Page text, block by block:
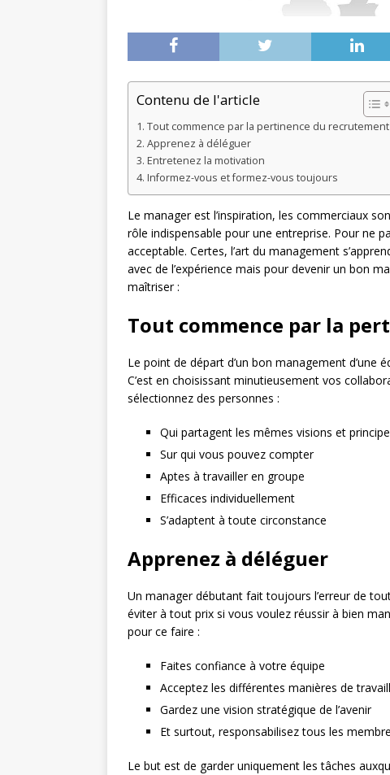
Contenu de l'article
Tout commence par la pertinence du recrutement
Apprenez à déléguer
Entretenez la motivation
Informez-vous et formez-vous toujours
Le manager est l’inspiration, les commerciaux
rôle indispensable pour une entreprise. Pour ne
acceptable. Certes, l’art du management
avec de l’expérience mais pour devenir un bon
maîtriser :
Tout commence par la
Le point de départ d’un bon management
C’est en choisissant minutieusement vos
sélectionnez des personnes :
Qui partagent les mêmes visions et
Sur qui vous pouvez compter
Aptes à travailler en groupe
Efficaces individuellement
S’adaptent à toute circonstance
Apprenez à déléguer
Un manager débutant fait toujours l’erreur de
éviter à tout prix si vous voulez réussir à bien
pour ce faire :
Faites confiance à votre équipe
Acceptez les différentes manières de
Gardez une vision stratégique de l’avenir
Et surtout, responsabilisez tous les
Le but est de garder uniquement les tâches